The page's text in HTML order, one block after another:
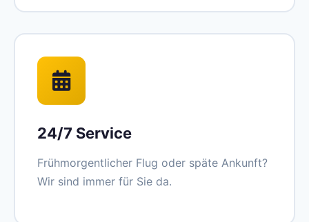
24/7 Service
Frühmorgentlicher Flug oder späte Ankunft?
Wir sind immer für Sie da.